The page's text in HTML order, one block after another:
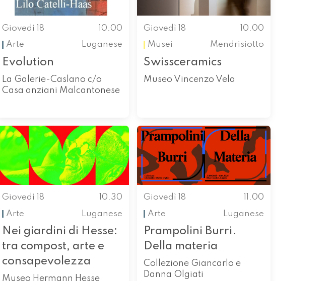
Giovedì 18
10.00
Arte
Luganese
Evolution
La Galerie-Caslano c/o
Casa anziani Malcantonese
Giovedì 18
10.00
Musei
Mendrisiotto
Swissceramics
Museo Vincenzo Vela
Giovedì 18
10.30
Arte
Luganese
Nei giardini di Hesse:
tra compost, arte e
consapevolezza
Museo Hermann Hesse
Giovedì 18
11.00
Arte
Luganese
Prampolini Burri.
Della materia
Collezione Giancarlo e
Danna Olgiati